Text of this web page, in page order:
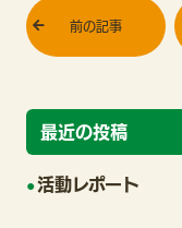
前の記事
最近の投稿
活動レポート